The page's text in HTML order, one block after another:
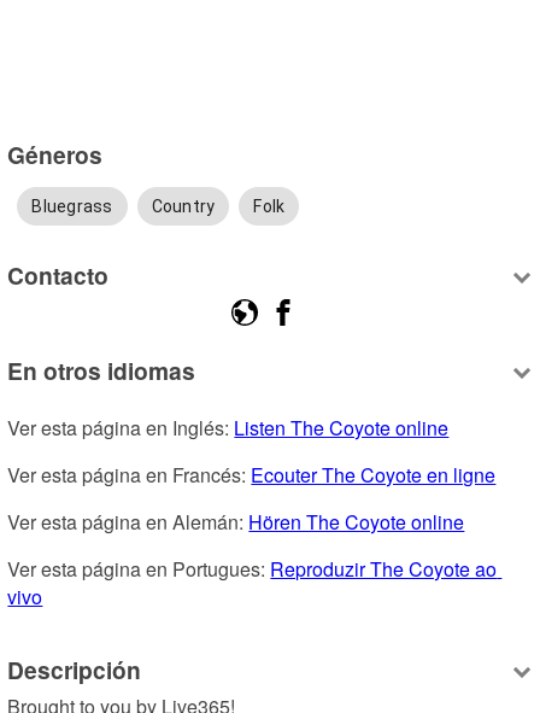
Géneros
Bluegrass Country Folk
Contacto
En otros idiomas
Ver esta página en Inglés: Listen The Coyote online
Ver esta página en Francés: Ecouter The Coyote en ligne
Ver esta página en Alemán: Hören The Coyote online
Ver esta página en Portugues: Reproduzir The Coyote ao
vivo
Descripción
Brought to you by Live365!